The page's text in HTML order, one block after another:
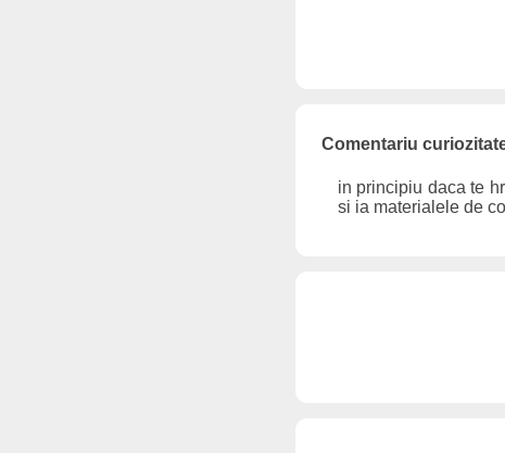
Comentariu
in principiu daca te
si ia materialele de